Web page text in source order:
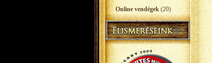
Online vendégek(20)